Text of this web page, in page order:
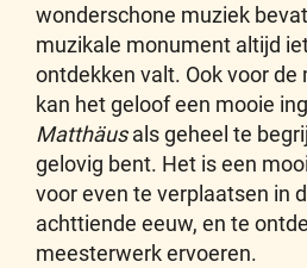
wonderschone muziek
muzikale monument altijd
ontdekken valt. Ook voor
kan het geloof een mooie
Matthäusals geheel te
gelovig bent. Het is een
voor even te verplaatsen in
achttiende eeuw, en te
meesterwerk ervoeren.